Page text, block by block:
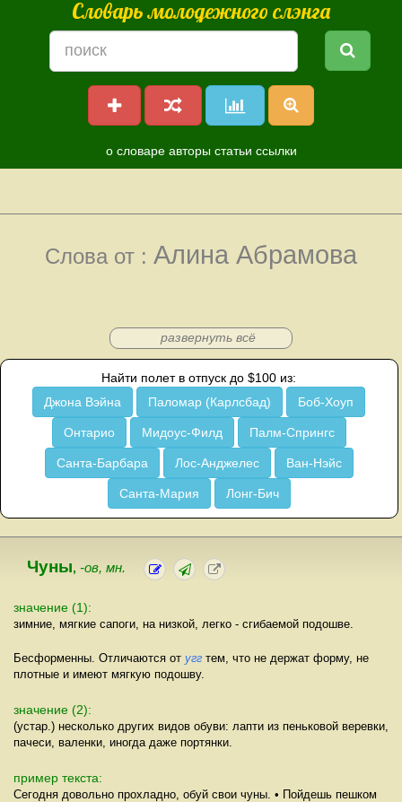
Словарь молодежного слэнга
о словаре авторы статьи ссылки
Слова от : Алина Абрамова
развернуть всё
Найти полет в отпуск до $100 из:
Джона Вэйна
Паломар (Карлсбад) Боб-Хоуп
Онтарио Мидоус-Филд Палм-Спрингс
Санта-Барбара Лос-Анджелес Ван-Нэйс
Санта-Мария Лонг-Бич
Чуны, -ов, мн.
значение (1):
зимние, мягкие сапоги, на низкой, легко - сгибаемой подошве.
Бесформенны. Отличаются от угг тем, что не держат форму, не
плотные и имеют мягкую подошву.
значение (2):
(устар.) несколько других видов обуви: лапти из пеньковой веревки,
пачеси, валенки, иногда даже портянки.
пример текста:
Сегодня довольно прохладно, обуй свои чуны. • Пойдешь пешком